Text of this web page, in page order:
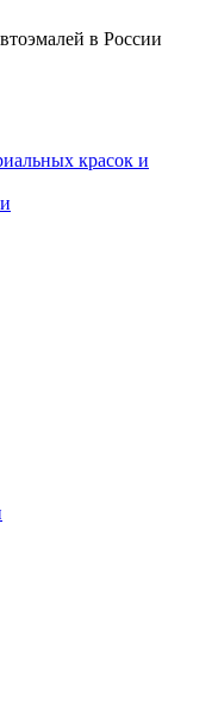
в России
красок и